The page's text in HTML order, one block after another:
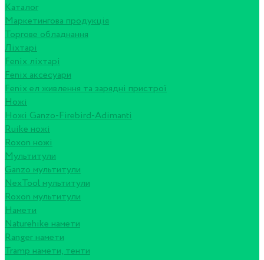
Каталог
Маркетингова продукція
Торгове обладнання
Ліхтарі
Fenix ліхтарі
Fenix аксесуари
Fenix ел живлення та зарядні пристрої
Ножі
Ножі Ganzo-Firebird-Adimanti
Ruike ножі
Roxon ножi
Мультитули
Ganzo мультитули
NexTool мультитули
Roxon мультитули
Намети
Naturehike намети
Ranger намети
Tramp намети, тенти